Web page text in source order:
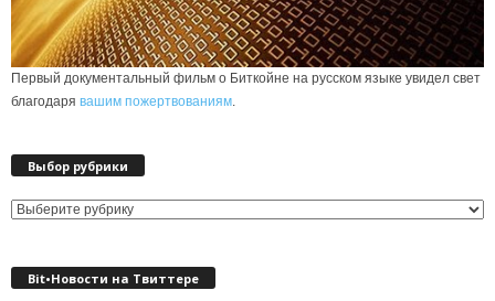
Первый документальный фильм о Биткойне на русском языке увидел свет
благодаря вашим пожертвованиям.
Выбор рубрики
Выбор
Bit•Новости на Твиттере